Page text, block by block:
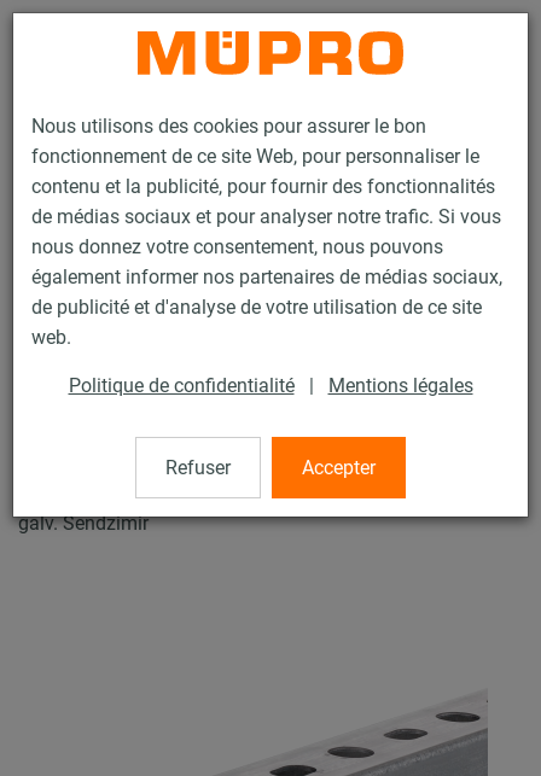
Nous utilisons des cookies pour assurer le bon
fonctionnement de ce site Web, pour personnaliser le
contenu et la publicité, pour fournir des fonctionnalités
de médias sociaux et pour analyser notre trafic. Si vous
nous donnez votre consentement, nous pouvons
également informer nos partenaires de médias sociaux,
de publicité et d'analyse de votre utilisation de ce site
web.
Politique de confidentialité | Mentions légales
Refuser Accepter
Contact
Produits Protection incendie
Fixations testées au feu
Rails d'installation
Rail d’installation MPR
Rail d’installation MPR
Rail d'installation MPR 41/41/2,5, Longueur: 6.000 mm,
galv. Sendzimir